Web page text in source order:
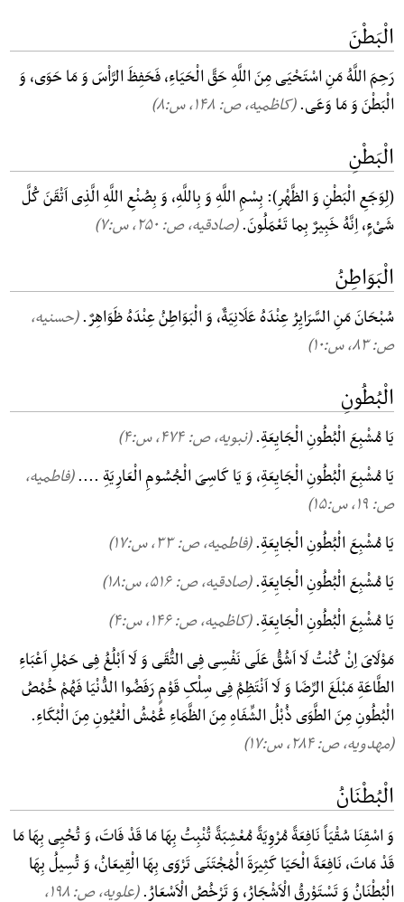
الْبَطْنَ
رَحِمَ اللَّهُ مَنِ اسْتَحْیَی مِنَ اللَّهِ حَقَّ الْحَیَاءِ، فَحَفِظَ الرَّاْسَ وَ مَا حَوَی، وَ
الْبَطْنَ وَ مَا وَعَی.(کاظمیه، ص: ۱۴۸, س:۸)
الْبَطْنِ
(لِوَجَعِ الْبَطْنِ وَ الظَّهْرِ): بِسْمِ اللَّهِ وَ بِاللَّهِ، وَ بِصُنْعِ اللَّهِ الَّذِی اَتْقَنَ کُلَّ
شَیْءٍ، اِنَّهُ خَبِیرٌ بِما تَعْمَلُونَ.(صادقیه، ص: ۲۵۰, س:۷)
الْبَوَاطِنُ
سُبْحَانَ مَنِ السَّرَایِرُ عِنْدَهُ عَلَانِیَةٌ، وَ الْبَوَاطِنُ عِنْدَهُ ظَوَاهِرٌ.(حسنیه،
ص: ۸۳, س:۱۰)
الْبُطُونِ
یَا مُشْبِعَ الْبُطُونِ الْجَایِعَةِ.(نبویه، ص: ۴۷۴, س:۴)
یَا مُشْبِعَ الْبُطُونِ الْجَایِعَةِ، وَ یَا کَاسِیَ الْجُسُومِ الْعَارِیَةِ ....(فاطمیه،
ص: ۱۹, س:۱۵)
یَا مُشْبِعَ الْبُطُونِ الْجَایِعَةِ.(فاطمیه، ص: ۳۳, س:۱۷)
یَا مُشْبِعَ الْبُطُونِ الْجَایِعَةِ.(صادقیه، ص: ۵۱۶, س:۱۸)
یَا مُشْبِعَ الْبُطُونِ الْجَایِعَةِ.(کاظمیه، ص: ۱۴۶, س:۴)
مَوْلَایَ اِنْ کُنْتُ لَا اَشُقُّ عَلَی نَفْسِی فِی التُّقَی وَ لَا اَبْلُغُ فِی حَمْلِ اَعْبَاءِ
الطَّاعَةِ مَبْلَغَ الرِّضَا وَ لَا اَنْتَظِمُ فِی سِلْکِ قَوْمٍ رَفَضُوا الدُّنْیَا فَهُمْ خُمْصُ
الْبُطُونِ مِنَ الطَّوَی ذُبْلُ الشِّفَاهِ مِنَ الظَّمَاءِ عُمْشُ الْعُیُونِ مِنَ الْبُکَاءِ.
(مهدویه، ص: ۲۸۴, س:۱۷)
الْبُطْنَانُ
وَ اسْقِنَا سُقْیَاً نَافِعَةً مُرْوِیَةً مُعْشِبَةً تُنْبِتُ بِهَا مَا قَدْ فَاتَ، وَ تُحْیِی بِهَا مَا
قَدْ مَاتَ، نَافِعَةَ الْحَیَا کَثِیرَةَ الْمُجْتَنَی تَرْوَی بِهَا الْقِیعَانُ، وَ تُسِیلُ بِهَا
الْبُطْنَانُ وَ تَسْتَوْرِقُ الْاَشْجَارُ، وَ تَرْخُصُ الْاَسْعَارُ.
(علویه، ص: ۱۹۸,